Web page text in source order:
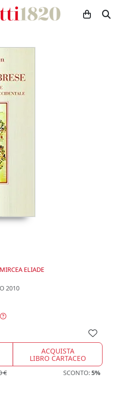
MIRCEA ELIADE
2010
ACQUISTA
LIBRO CARTACEO
€ SCONTO:5%